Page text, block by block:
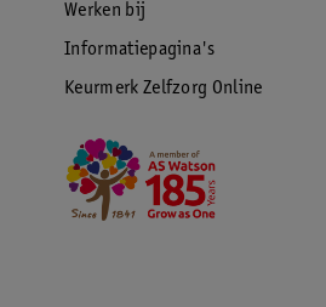
Werken bij
Informatiepagina's
Keurmerk Zelfzorg Online